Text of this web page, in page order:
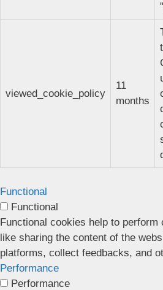
viewed_cookie_policy
11
months
Functional
Functional
Functional cookies help to perform
like sharing the content of the
platforms, collect feedbacks, and
Performance
Performance